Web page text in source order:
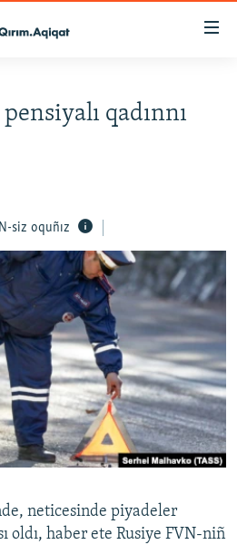
qadınnı
siz oquñız
neticesinde piyadeler
oldı, haber ete Rusiye FVN-niñ